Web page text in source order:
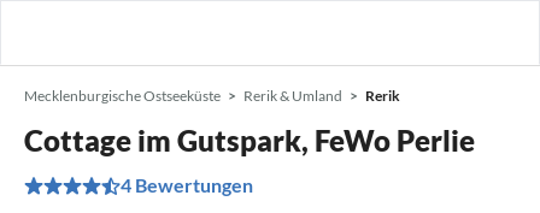
Mecklenburgische Ostseeküste Rerik & Umland Rerik
Cottage im Gutspark, FeWo Perlie
4 Bewertungen